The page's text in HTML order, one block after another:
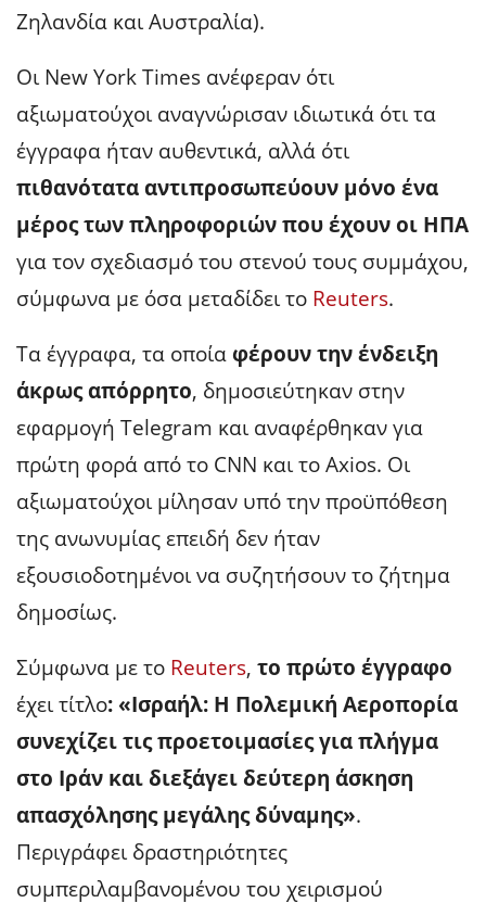
Ζηλανδία και Αυστραλία).
Οι New York Times ανέφεραν ότι
αξιωματούχοι αναγνώρισαν ιδιωτικά ότι τα
έγγραφα ήταν αυθεντικά, αλλά ότι
πιθανότατα αντιπροσωπεύουν μόνο ένα
μέρος των πληροφοριών που έχουν οι ΗΠΑ
για τον σχεδιασμό του στενού τους συμμάχου,
σύμφωνα με όσα μεταδίδει το Reuters.
Τα έγγραφα, τα οποίαφέρουν την ένδειξη
άκρως απόρρητο, δημοσιεύτηκαν στην
εφαρμογή Telegram και αναφέρθηκαν για
πρώτη φορά από το CNN και το Axios. Οι
αξιωματούχοι μίλησαν υπό την προϋπόθεση
της ανωνυμίας επειδή δεν ήταν
εξουσιοδοτημένοι να συζητήσουν το ζήτημα
δημοσίως.
Σύμφωνα με το Reuters, το πρώτο έγγραφο
έχει τίτλο: «Ισραήλ: Η Πολεμική Αεροπορία
συνεχίζει τις προετοιμασίες για πλήγμα
στο Ιράν και διεξάγει δεύτερη άσκηση
απασχόλησης μεγάλης δύναμης».
Περιγράφει δραστηριότητες
συμπεριλαμβανομένου του χειρισμού